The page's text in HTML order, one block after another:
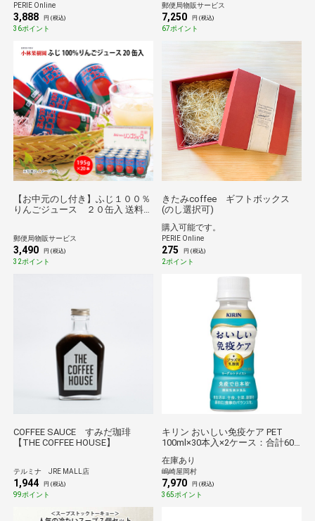
PERIE Online
3,888 円 (税込)
36ポイント
郵便局物販サービス
7,250 円 (税込)
67ポイント
【お中元のし付き】ふじ１００％
りんごジュース ２０缶入 送料込
郵便局物販サービス
3,490 円 (税込)
32ポイント
きたみcoffee ギフトボックス
(のし選択可)
購入可能です。
PERIE Online
275 円 (税込)
2ポイント
COFFEE SAUCE すみだ珈琲
【THE COFFEE HOUSE】
テルミナ JRE MALL店
1,944 円 (税込)
99ポイント
キリン おいしい免疫ケア PET
100ml×30本入×2ケース：合計60
在庫あり
嶋崎屋岡村
7,970 円 (税込)
365ポイント